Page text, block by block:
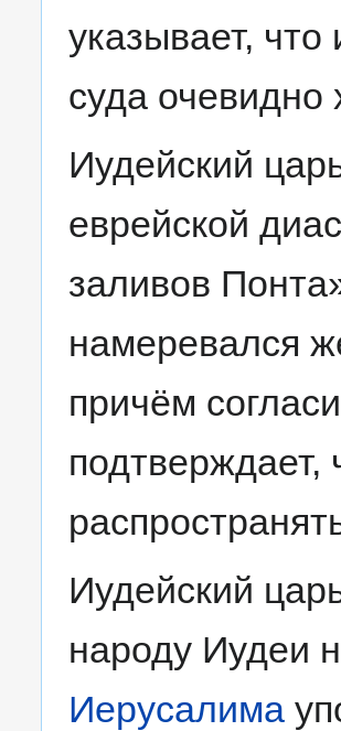
указывает,
суда
Иудейский
еврейской
заливов
намеревался
причём
подтверждает,
Иудейский
народу Иудеи
Иерусалима